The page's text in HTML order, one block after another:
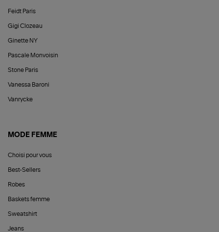
Feidt Paris
Gigi Clozeau
Ginette NY
Pascale Monvoisin
Stone Paris
Vanessa Baroni
Vanrycke
MODE FEMME
Choisi pour vous
Best-Sellers
Robes
Baskets femme
Sweatshirt
Jeans